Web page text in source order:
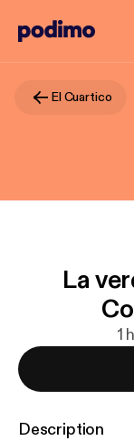
El Cuartico
La
1
Description